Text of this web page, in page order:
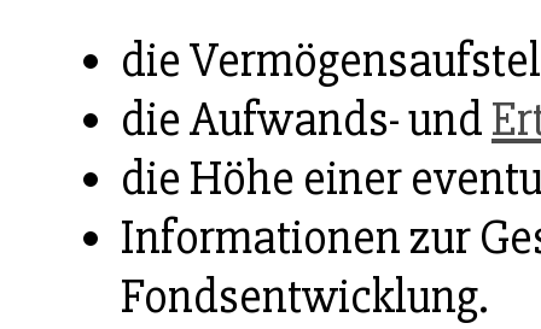
die
die Aufwands- und
die Höhe einer
Informationen zur
Fondsentwicklung.